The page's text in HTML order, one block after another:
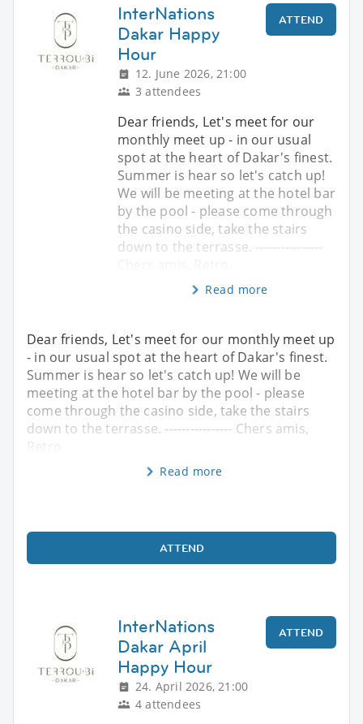
InterNations
Dakar Happy
Hour
12. June 2026, 21:00
3 attendees
ATTEND
Dear friends, Let's meet for our
monthly meet up - in our usual
spot at the heart of Dakar's finest.
Summer is hear so let's catch up!
We will be meeting at the hotel bar
by the pool - please come through
the casino side, take the stairs
down to the terrasse. ----------------
Read more
Dear friends, Let's meet for our monthly meet up
- in our usual spot at the heart of Dakar's finest.
Summer is hear so let's catch up! We will be
meeting at the hotel bar by the pool - please
come through the casino side, take the stairs
down to the terrasse. ---------------- Chers amis,
Retro
Read more
ATTEND
InterNations
Dakar April
Happy Hour
24. April 2026, 21:00
4 attendees
ATTEND